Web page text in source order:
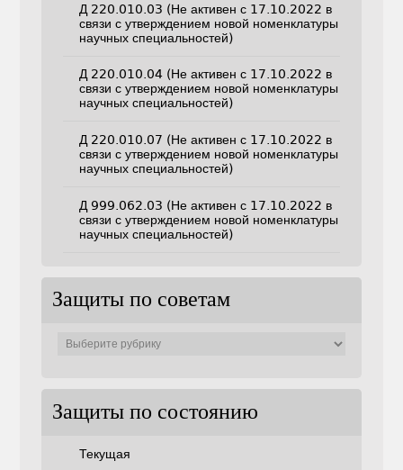
Д 220.010.03 (Не активен с 17.10.2022 в
связи с утверждением новой номенклатуры
научных специальностей)
Д 220.010.04 (Не активен с 17.10.2022 в
связи с утверждением новой номенклатуры
научных специальностей)
Д 220.010.07 (Не активен с 17.10.2022 в
связи с утверждением новой номенклатуры
научных специальностей)
Д 999.062.03 (Не активен с 17.10.2022 в
связи с утверждением новой номенклатуры
научных специальностей)
Защиты по советам
Защиты по состоянию
Текущая